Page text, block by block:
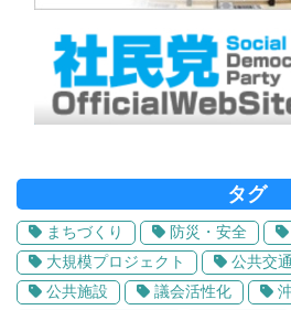
タグ
まちづくり 防災・安全
大規模プロジェクト
公共交通
公共施設
議会活性化